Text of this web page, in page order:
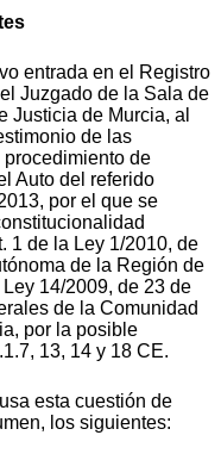
entrada en el Registro
Juzgado de la Sala de
Justicia de Murcia, al
de las
de
Auto del referido
por el que se
1 de la Ley 1/2010, de
de la Región de
14/2009, de 23 de
de la Comunidad
por la posible
13, 14 y 18 CE.
esta cuestión de
los siguientes: